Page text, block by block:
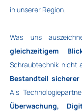
in unserer Region.
Was uns
gleichzeitigem
Schraubtechnik nicht
Bestandteil
Als
Überwachung,